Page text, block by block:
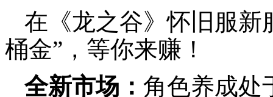
在《龙之谷》怀旧服新
桶金”，等你来赚！
全新市场： 角色养成处